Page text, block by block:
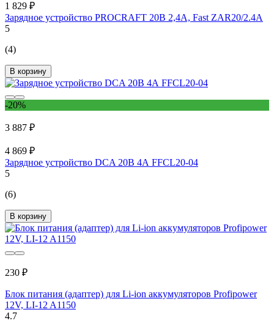
1 829 ₽
Зарядное устройство PROCRAFT 20В 2,4А, Fast ZAR20/2.4A
5
(4)
В корзину
-20%
3 887 ₽
4 869 ₽
Зарядное устройство DCA 20В 4А FFCL20-04
5
(6)
В корзину
230 ₽
Блок питания (адаптер) для Li-ion аккумуляторов Profipower
12V, LI-12 A1150
4.7